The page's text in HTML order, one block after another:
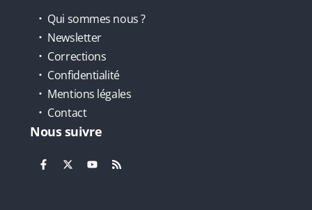
Qui sommes nous ?
Newsletter
Corrections
Confidentialité
Mentions légales
Contact
Nous suivre